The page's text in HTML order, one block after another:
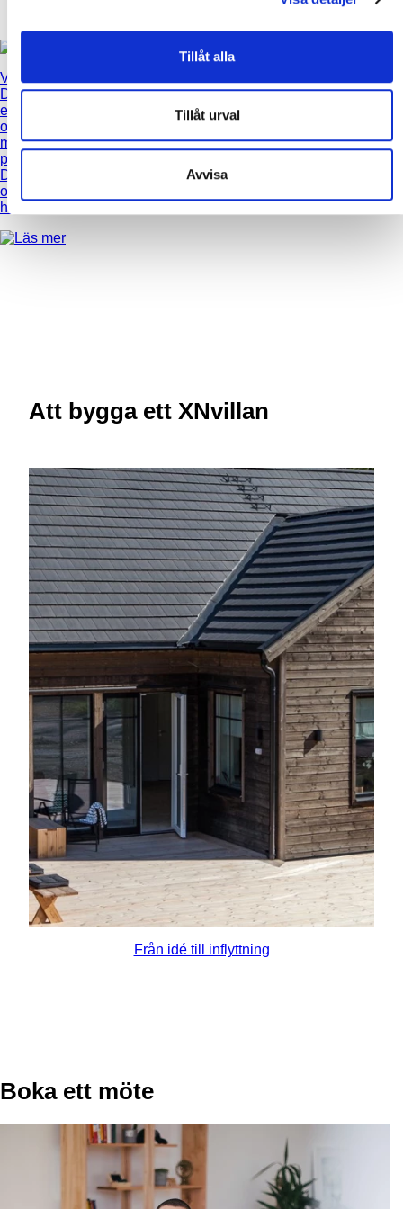
Tillåt alla
Tillåt urval
Avvisa
Villa Östlund
De handlar
ekologisk mat
och använder
miljömärkta
produkter.
Därför ville de
också bo i ett
hus som ...
Att bygga ett XNvillan
Från idé till inflyttning
Boka ett möte